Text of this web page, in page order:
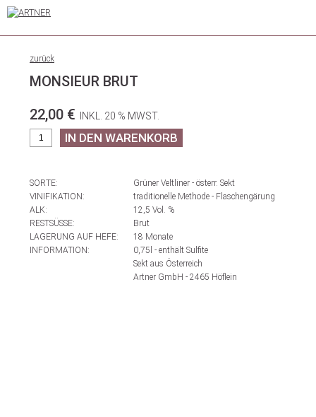
zurück
MONSIEUR BRUT
22,00 €
INKL. 20 % MWST.
SORTE:
Grüner Veltliner - österr. Sekt
VINIFIKATION:
traditionelle Methode - Flaschengärung
ALK:
12,5 Vol. %
RESTSÜSSE:
Brut
LAGERUNG AUF HEFE:
18 Monate
INFORMATION:
0,75l - enthält Sulfite
Sekt aus Österreich
Artner GmbH - 2465 Höflein